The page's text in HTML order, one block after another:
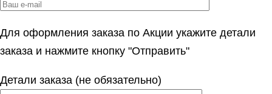
Для оформления заказа по Акции укажите детали
заказа и нажмите кнопку "Отправить"
Детали заказа (не обязательно)